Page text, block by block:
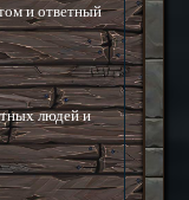
и ответный
людей и